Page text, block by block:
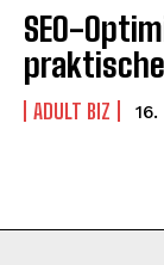
SEO-
ADULT BIZ